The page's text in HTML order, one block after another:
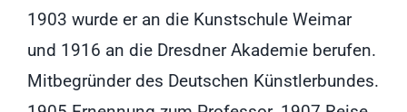
1903 wurde er an die Kunstschule Weimar
und 1916 an die Dresdner Akademie berufen.
Mitbegründer des Deutschen Künstlerbundes.